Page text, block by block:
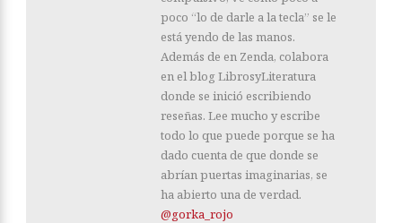
poco “lo de darle a la tecla” se le
está yendo de las manos.
Además de en Zenda, colabora
en el blog LibrosyLiteratura
donde se inició escribiendo
reseñas. Lee mucho y escribe
todo lo que puede porque se ha
dado cuenta de que donde se
abrían puertas imaginarias, se
ha abierto una de verdad.
@gorka_rojo